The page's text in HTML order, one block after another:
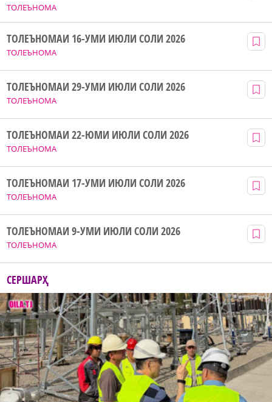
ТОЛЕЪНОМА
ТОЛЕЪНОМА
ТОЛЕЪНОМАИ 16-УМИ ИЮЛИ СОЛИ 2026
ТОЛЕЪНОМА
ТОЛЕЪНОМАИ 29-УМИ ИЮЛИ СОЛИ 2026
ТОЛЕЪНОМА
ТОЛЕЪНОМАИ 22-ЮМИ ИЮЛИ СОЛИ 2026
ТОЛЕЪНОМА
ТОЛЕЪНОМАИ 17-УМИ ИЮЛИ СОЛИ 2026
ТОЛЕЪНОМА
ТОЛЕЪНОМАИ 9-УМИ ИЮЛИ СОЛИ 2026
СЕРШАРҲ